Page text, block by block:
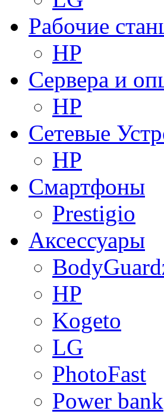
Рабочие
HP
Сервера и
HP
Сетевые
HP
Смартфоны
Prestigio
Аксессуары
HP
Kogeto
LG
PhotoFast
Power bank